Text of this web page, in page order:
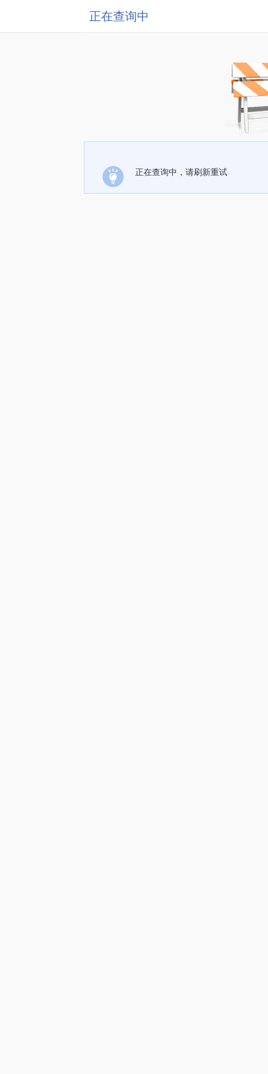
正在查询中
正在查询中，请刷新重试